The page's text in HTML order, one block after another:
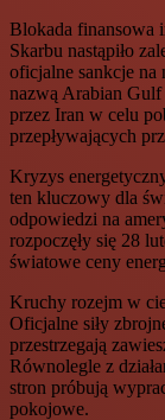
Blokada finansowa
Skarbu nastąpiło
oficjalne sankcje na
nazwą Arabian Gulf
przez Iran w celu
przepływających
Kryzys
ten kluczowy dla
odpowiedzi na
rozpoczęły się 28
światowe ceny
Kruchy rozejm w
Oficjalne siły
przestrzegają
Równolegle z
stron próbują
pokojowe.